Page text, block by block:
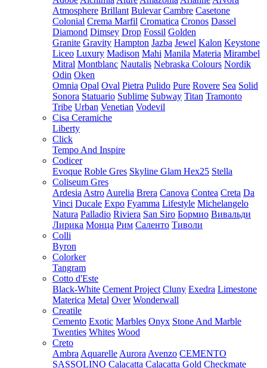
Atmosphere Brillant Bulevar Cambre Casetone
Colonial Crema Marfil Cromatica Cronos Dassel
Diamond Dimsey Drop Fossil Golden
Granite Gravity Hampton Jazba Jewel Kalon Keystone
Liceo Luxury Madison Mahi Manila Materia Mirambel
Mitral Montblanc Nautalis Nebraska Colours Nordik
Odin Oken
Omnia Opal Oval Pietra Pulido Pure Rovere Sea Solid
Sonora Statuario Sublime Subway Titan Tramonto
Tribe Urban Venetian Vodevil
Cisa Ceramiche
Liberty
Click
Tempo And Inspire
Codicer
Evoque Roble Gres Skyline Glam Hex25 Stella
Coliseum Gres
Ardesia Astro Aurelia Brera Canova Contea Creta Da
Vinci Ducale Expo Fyamma Lifestyle Michelangelo
Natura Palladio Riviera San Siro Бормио Вивальди
Лирика Монца Рим Саленто Тиволи
Colli
Byron
Colorker
Tangram
Cotto d'Este
Black-White Cement Project Cluny Exedra Limestone
Materica Metal Over Wonderwall
Creatile
Cemento Exotic Marbles Onyx Stone And Marble
Twenties Whites Wood
Creto
Ambra Aquarelle Aurora Avenzo CEMENTO
SASSOLINO Calacatta Calacatta Gold Checkmate